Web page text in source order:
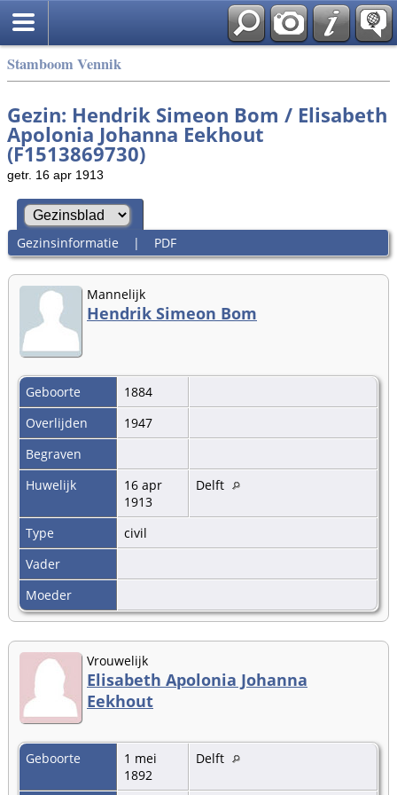
Stamboom Vennik
Gezin: Hendrik Simeon Bom / Elisabeth
Apolonia Johanna Eekhout
(F1513869730)
getr. 16 apr 1913
Gezinsinformatie | PDF
Mannelijk
Hendrik Simeon Bom
Geboorte
1884
Overlijden
1947
Begraven
Huwelijk
16 apr
1913
Delft
Type
civil
Vader
Moeder
Vrouwelijk
Elisabeth Apolonia Johanna
Eekhout
Geboorte
1 mei
1892
Delft